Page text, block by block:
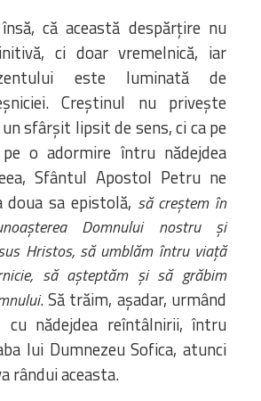
că această despărțire nu
ci doar vremelnică, iar
este luminată de
Creștinul nu privește
sfârșit lipsit de sens, ci ca pe
o adormire întru nădejdea
Sfântul Apostol Petru ne
doua sa epistolă, să creștem în
șterea Domnului nostru și
Hristos, să umblăm întru viață
să așteptăm și să grăbim
. Să trăim, așadar, urmând
cu nădejdea reîntâlnirii, întru
lui Dumnezeu Sofica, atunci
rândui aceasta.